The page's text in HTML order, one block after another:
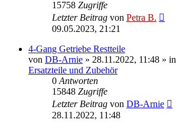
15758 Zugriffe
Letzter Beitrag von Petra B.
09.05.2023, 21:21
4-Gang Getriebe Restteile
von DB-Arnie » 28.11.2022, 11:48 » in
Ersatzteile und Zubehör
0 Antworten
15848 Zugriffe
Letzter Beitrag von DB-Arnie
28.11.2022, 11:48